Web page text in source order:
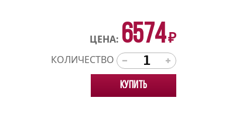
ЦЕНА: 6574₽
КОЛИЧЕСТВО
Купить